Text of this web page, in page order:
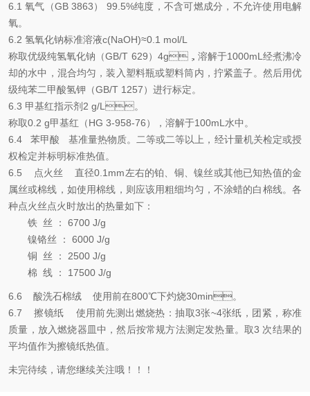
6.1 氧气（GB 3863） 99.5%纯度，不含可燃成分，不允许使用电解
氧。
6.2 氢氧化钠标准溶液c(NaOH)≈0.1 mol/L
称取优级纯氢氧化钠（GB/T 629）4g，溶解于1000mL经煮沸冷
却的水中，混合均匀，装入塑料瓶或塑料筒内，拧紧盖子。然后用优
级纯苯二甲酸氢钾（GB/T 1257）进行标定。
6.3 甲基红指示剂2 g/L。
称取0.2 g甲基红（HG 3-958-76），溶解于100mL水中。
6.4 苯甲酸 基准量热物质。二等或二等以上，经计量机关检定或授
权检定并标明标准热值。
6.5 点火丝 直径0.1mm左右的铂、铜、镍丝或其他已知热值的金
属丝或棉线，如使用棉线，则应该用粗细均匀，不涂蜡的白棉线。各
种点火丝点火时放出的热量如下：
铁 丝 ： 6700 J/g
镍铬丝 ： 6000 J/g
铜 丝 ： 2500 J/g
棉 线 ： 17500 J/g
6.6 酸洗石棉绒 使用前在800℃下灼烧30min。
6.7 擦镜纸 使用前先测出燃烧热：抽取3张~4张纸，团紧，称准
质量，放入燃烧器皿中，然后按常规方法测定发热量。取3 次结果的
平均值作为擦镜纸热值。
未完待续，请您继续关注哦！！！